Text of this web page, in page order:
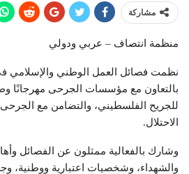
مشاركة
منظمة انتصاف – عربي ودولي
نظمت فصائل العمل الوطني والإسلامي
بالتعاون مع مؤسسات الجرحى مهرجانًا
للجريح الفلسطيني، والتضامن مع
الاحتلال.
وشارك بالفعالية ممثلون عن الفصائل
والشهداء، وشخصيات اعتبارية ووطنية،